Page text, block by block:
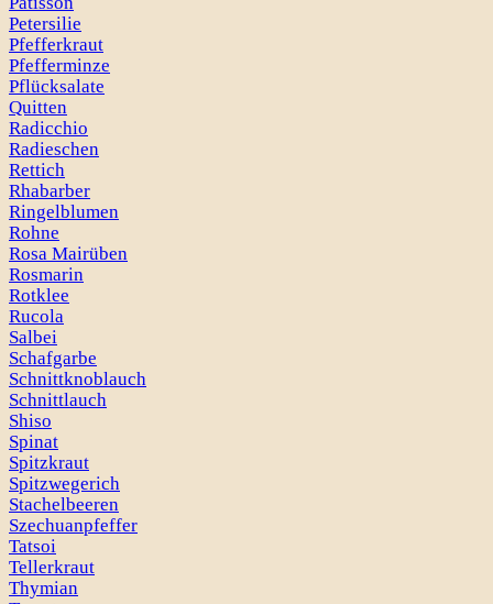
Petersilie
Pfefferkraut
Pfefferminze
Pflücksalate
Quitten
Radicchio
Radieschen
Rettich
Rhabarber
Ringelblumen
Rohne
Rosa Mairüben
Rosmarin
Rotklee
Rucola
Salbei
Schafgarbe
Schnittknoblauch
Schnittlauch
Shiso
Spinat
Spitzkraut
Spitzwegerich
Stachelbeeren
Szechuanpfeffer
Tatsoi
Tellerkraut
Thymian